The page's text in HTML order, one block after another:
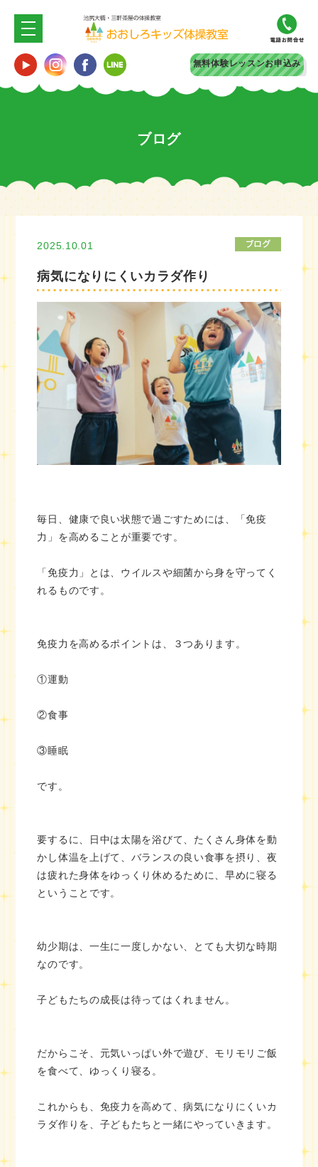
無料体験レッスンお申込み
ブログ
2025.10.01
病気になりにくいカラダ作り
毎日、健康で良い状態で過ごすためには、「免疫
力」を高めることが重要です。
「免疫力」とは、ウイルスや細菌から身を守ってく
れるものです。
免疫力を高めるポイントは、３つあります。
①運動
②食事
③睡眠
です。
要するに、日中は太陽を浴びて、たくさん身体を動
かし体温を上げて、バランスの良い食事を摂り、夜
は疲れた身体をゆっくり休めるために、早めに寝る
ということです。
幼少期は、一生に一度しかない、とても大切な時期
なのです。
子どもたちの成長は待ってはくれません。
だからこそ、元気いっぱい外で遊び、モリモリご飯
を食べて、ゆっくり寝る。
これからも、免疫力を高めて、病気になりにくいカ
ラダ作りを、子どもたちと一緒にやっていきます。